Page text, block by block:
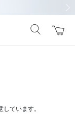
ています。